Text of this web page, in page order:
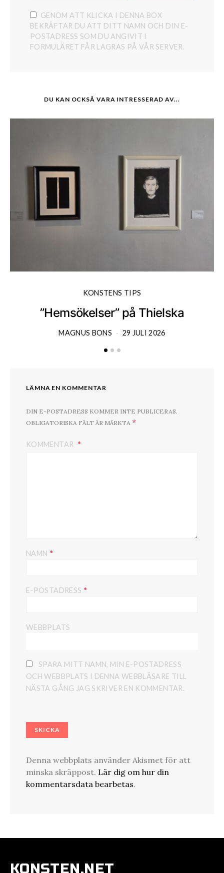
GENOM ATT KLICKA I DENNA BOX
BEKRÄFTAR DU ATT DITT NAMN OCH DIN E-
POSTADRESS SOM DU ANGIVIT I
FORMULÄRET FÅR LAGRAS PÅ VÅR SERVER.
DU KAN OCKSÅ VARA INTRESSERAD AV...
KONSTENS TIPS
”Hemsökelser” på Thielska
MAGNUS BONS 29 JULI 2026
LÄMNA EN KOMMENTAR
DIN E-POSTADRESS KOMMER INTE PUBLICERAS.
OBLIGATORISKA FÄLT ÄR MÄRKTA *
KOMMENTAR
NAMN *
E-POSTADRESS *
WEBBPLATS
SPARA MITT NAMN, MIN E-POSTADRESS
OCH WEBBPLATS I DENNA WEBBLÄSARE TILL
NÄSTA GÅNG JAG SKRIVER EN KOMMENTAR.
Denna webbplats använder Akismet för att
minska skräppost. Lär dig om hur din
kommentarsdata bearbetas.
KONSTEN.NET